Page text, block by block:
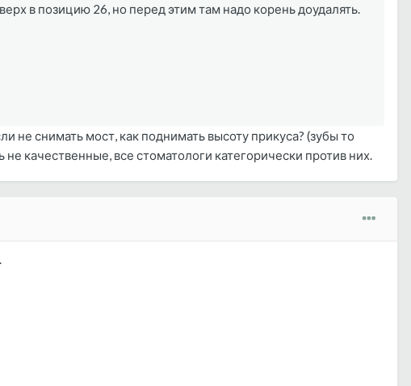
в позицию 26, но перед этим там надо корень доудалять.
снимать мост, как поднимать высоту прикуса? (зубы то
качественные, все стоматологи категорически против них.